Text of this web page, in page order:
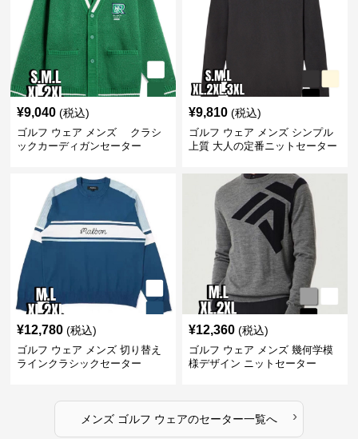
¥9,040 (税込)
ゴルフ ウェア メンズ クラシ
ックカーディガンセーター
¥9,810 (税込)
ゴルフ ウェア メンズ シンプル
上質 大人の定番ニットセーター
¥12,780 (税込)
ゴルフ ウェア メンズ 切り替え
ラインクラシックセーター
¥12,360 (税込)
ゴルフ ウェア メンズ 幾何学模
様デザイン ニットセーター
メンズ ゴルフ ウェアのセーター一覧へ ›